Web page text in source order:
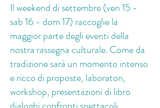
Il weekend di settembre (ven 15 -
sab 16 - dom 17) raccoglie la
maggior parte degli eventi della
nostra rassegna culturale. Come da
tradizione sarà un momento intenso
e ricco di proposte, laboratori,
workshop, presentazioni di libro